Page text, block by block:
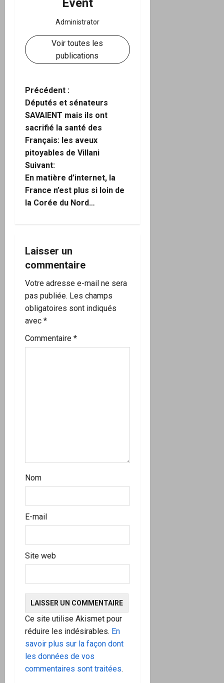
Event
Administrator
Voir toutes les
publications
N
a
v
i
g
a
o
n
d
’
a
e
Précédent :
Députés et sénateurs
SAVAIENT mais ils ont
sacrifié la santé des
Français: les aveux
pitoyables de Villani
Suivant:
En matière d’internet, la
France n’est plus si loin de
la Corée du Nord…
Laisser un
commentaire
Votre adresse e-mail ne sera
pas publiée. Les champs
obligatoires sont indiqués
avec *
Commentaire *
Nom
E-mail
Site web
Ce site utilise Akismet pour
réduire les indésirables. En
savoir plus sur la façon dont
les données de vos
commentaires sont traitées.